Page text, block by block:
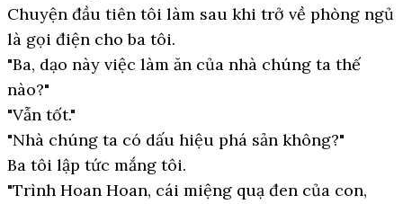
Chuyện đầu tiên tôi làm sau khi trở về phòng ngủ
là gọi điện cho ba tôi.
"Ba, dạo này việc làm ăn của nhà chúng ta thế
nào?"
"Vẫn tốt."
"Nhà chúng ta có dấu hiệu phá sản không?"
Ba tôi lập tức mắng tôi.
"Trình Hoan Hoan, cái miệng quạ đen của con,